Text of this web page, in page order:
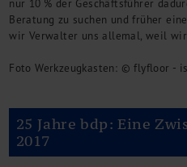
nur 10 % der Geschäftsführer
Beratung zu suchen und früher
wir Verwalter uns allemal, weil wir
Foto Werkzeugkasten: © flyfloor -
25 Jahre bdp: Eine
2017